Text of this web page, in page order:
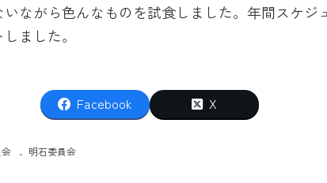
ながら色んなものを試食しました。年間スケジ
ました。
Facebook X
、 明石委員会